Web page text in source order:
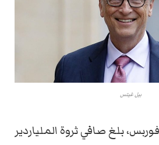
بيل غيتس
بلغ صافي ثروةالملياردير